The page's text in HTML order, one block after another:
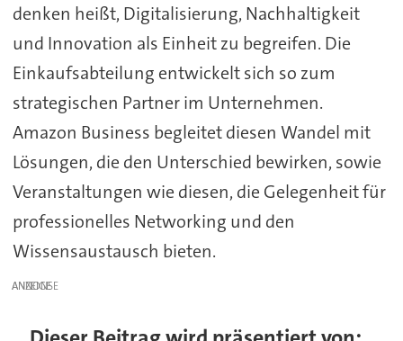
denken heißt, Digitalisierung, Nachhaltigkeit
und Innovation als Einheit zu begreifen. Die
Einkaufsabteilung entwickelt sich so zum
strategischen Partner im Unternehmen.
Amazon Business begleitet diesen Wandel mit
Lösungen, die den Unterschied bewirken, sowie
Veranstaltungen wie diesen, die Gelegenheit für
professionelles Networking und den
Wissensaustausch bieten.
ANZEIGE